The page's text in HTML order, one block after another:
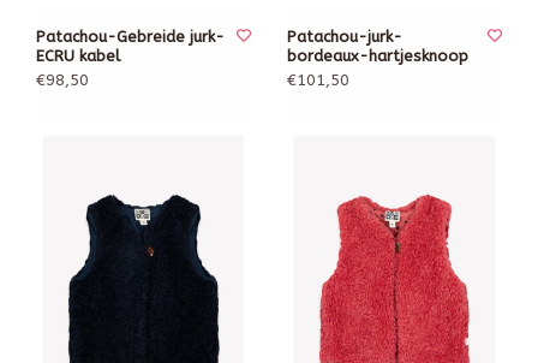
Patachou-Gebreide jurk-
ECRU kabel
€98,50
Patachou-jurk-
bordeaux-hartjesknoop
€101,50